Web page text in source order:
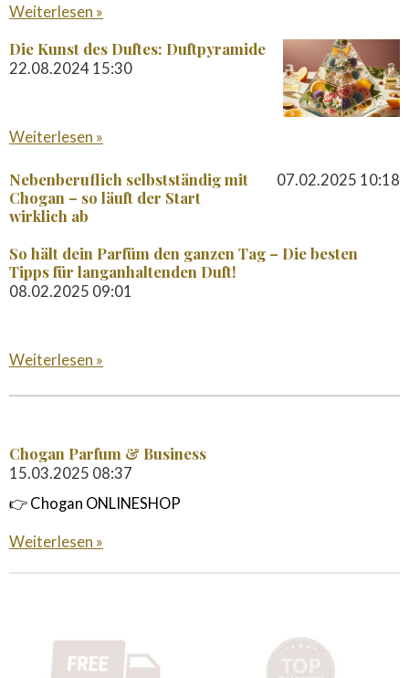
Weiterlesen »
Die Kunst des Duftes: Duftpyramide
22.08.2024 15:30
Weiterlesen »
Nebenberuflich selbstständig mit
Chogan – so läuft der Start
wirklich ab
07.02.2025 10:18
So hält dein Parfüm den ganzen Tag – Die besten
Tipps für langanhaltenden Duft!
08.02.2025 09:01
Weiterlesen »
Chogan Parfum & Business
15.03.2025 08:37
👉 Chogan ONLINESHOP
Weiterlesen »